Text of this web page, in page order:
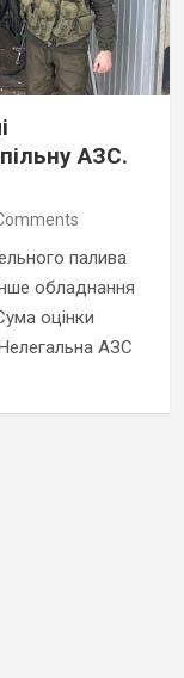
АЗС.
палива
обладнання
оцінки
АЗС